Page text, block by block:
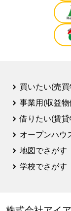
買いたい(売
事業用(収益物
借りたい(賃
オープンハウ
地図でさがす
学校でさがす